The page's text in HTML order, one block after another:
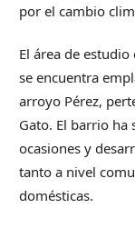
por el cambio
El área de
se encuentra
arroyo Pérez,
Gato. El barrio
ocasiones y
tanto a nivel
domésticas.